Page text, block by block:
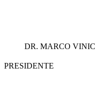
DR. MARCO
PRESIDENTE